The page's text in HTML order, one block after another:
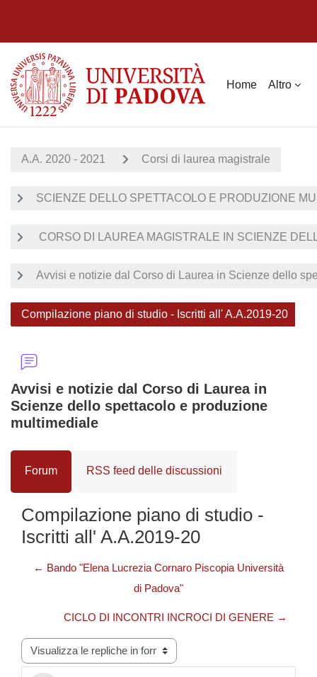
Home Altro
A.A. 2020 - 2021 Corsi di laurea magistrale
SCIENZE DELLO SPETTACOLO E PRODUZIONE
CORSO DI LAUREA MAGISTRALE IN SCIENZE
Avvisi e notizie dal Corso di Laurea in Scienze dello
Compilazione piano di studio - Iscritti all' A.A.2019-20
Avvisi e notizie dal Corso di Laurea in
Scienze dello spettacolo e produzione
multimediale
Forum RSS feed delle discussioni
Compilazione piano di studio -
Iscritti all' A.A.2019-20
← Bando "Elena Lucrezia Cornaro Piscopia Università
di Padova"
CICLO DI INCONTRI INCROCI DI GENERE →
Modalità visualizzazione